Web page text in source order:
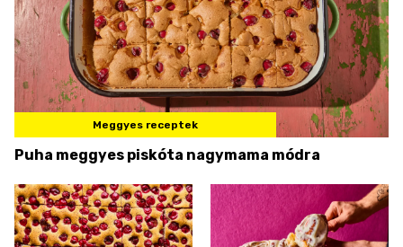
Meggyes receptek
Puha meggyes piskóta nagymama módra